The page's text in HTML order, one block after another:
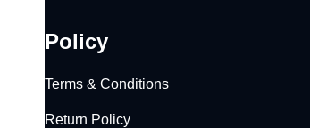
Policy
Terms & Conditions
Return Policy